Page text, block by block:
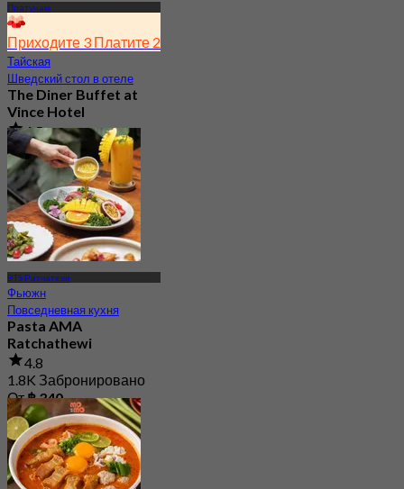
Пратунам
Приходите 3 Платите 2
Тайская
Шведский стол в отеле
The Diner Buffet at
Vince Hotel
4.5
272 Забронировано
От฿ 132.66
BTS Ратчатеви
Фьюжн
Повседневная кухня
Pasta AMA
Ratchathewi
4.8
1.8K Забронировано
От฿ 340